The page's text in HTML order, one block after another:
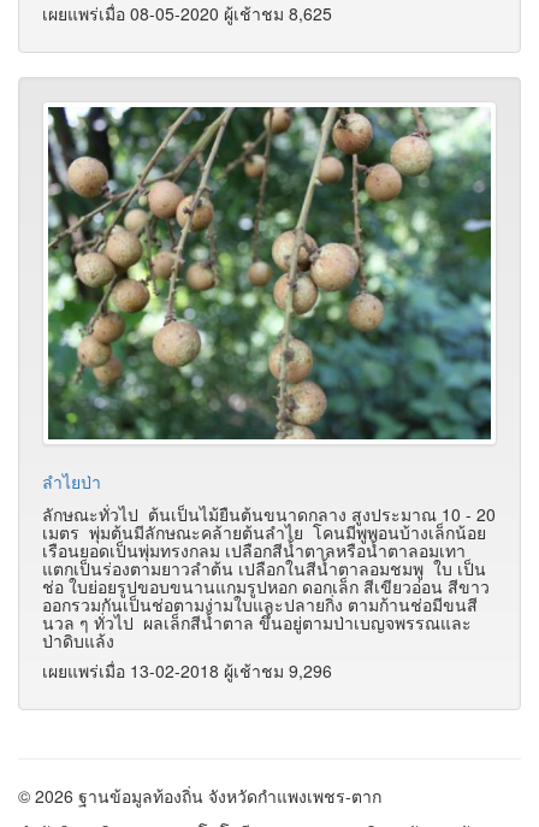
เผยแพร่เมื่อ 08-05-2020 ผู้เช้าชม 8,625
ลำไยป่า
ลักษณะทั่วไป ต้นเป็นไม้ยืนต้นขนาดกลาง สูงประมาณ 10 - 20
เมตร พุ่มต้นมีลักษณะคล้ายต้นลำไย โคนมีพูพอนบ้างเล็กน้อย
เรือนยอดเป็นพุ่มทรงกลม เปลือกสีน้ำตาลหรือน้ำตาลอมเทา
แตกเป็นร่องตามยาวลำต้น เปลือกในสีน้ำตาลอมชมพู ใบ เป็น
ช่อ ใบย่อยรูปขอบขนานแกมรูปหอก ดอกเล็ก สีเขียวอ่อน สีขาว
ออกรวมกันเป็นช่อตามง่ามใบและปลายกิ่ง ตามก้านช่อมีขนสี
นวล ๆ ทั่วไป ผลเล็กสีน้ำตาล ขึ้นอยู่ตามป่าเบญจพรรณและ
ป่าดิบแล้ง
เผยแพร่เมื่อ 13-02-2018 ผู้เช้าชม 9,296
© 2026 ฐานข้อมูลท้องถิ่น จังหวัดกำแพงเพชร-ตาก